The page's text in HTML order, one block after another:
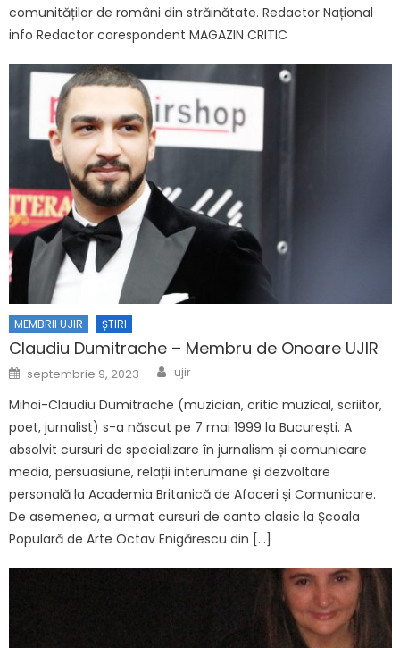
comunităților de români din străinătate. Redactor Național
info Redactor corespondent MAGAZIN CRITIC
MEMBRII UJIR ȘTIRI
Claudiu Dumitrache – Membru de Onoare UJIR
Posted on
septembrie 9, 2023 Author
ujir
Mihai-Claudiu Dumitrache (muzician, critic muzical, scriitor,
poet, jurnalist) s-a născut pe 7 mai 1999 la București. A
absolvit cursuri de specializare în jurnalism și comunicare
media, persuasiune, relații interumane și dezvoltare
personală la Academia Britanică de Afaceri și Comunicare.
De asemenea, a urmat cursuri de canto clasic la Școala
Populară de Arte Octav Enigărescu din […]